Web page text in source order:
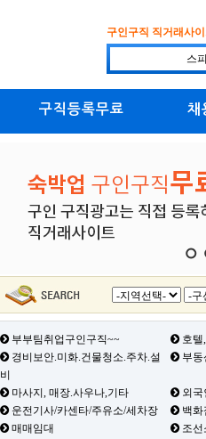
구인구직 직거래사
구직등록무료 채
부부팀취업구인구직~~ 호텔,
경비보안.미화.건물청소.주차.설
비
부동
마사지, 매장.사우나,기타
외국
운전기사/카센타/주유소/세차장
백화
매매임대
조선